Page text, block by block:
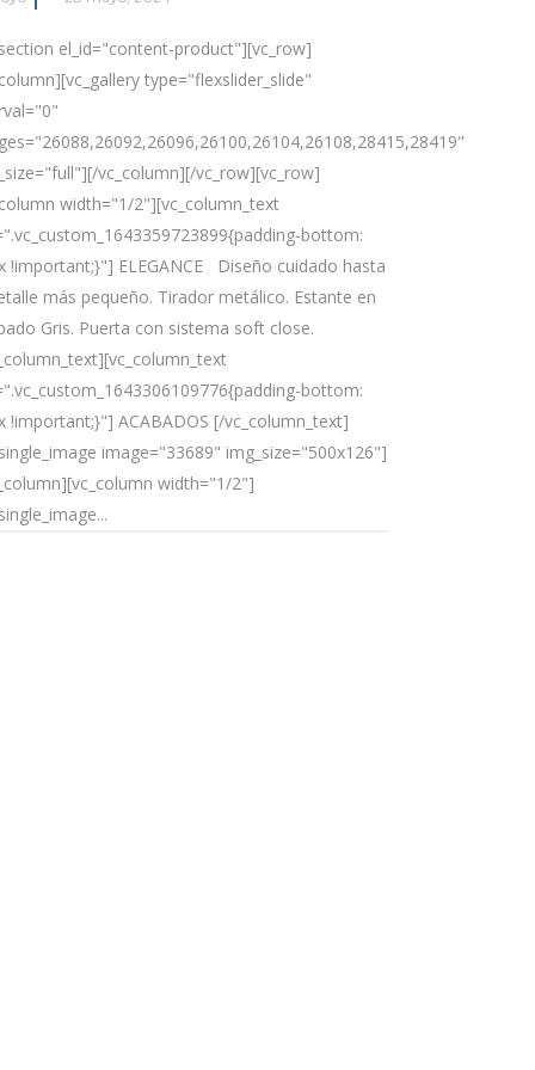
el_id="content-product"][vc_row]
type="flexslider_slide"
vc_column][/vc_row][vc_row]
width="1/2"][vc_column_text
bottom:
!important;}"] ELEGANCE Diseño cuidado hasta
más pequeño. Tirador metálico. Estante en
Gris. Puerta con sistema soft close.
bottom:
!important;}"] ACABADOS [/vc_column_text]
image="33689" img_size="500x126"]
width="1/2"]